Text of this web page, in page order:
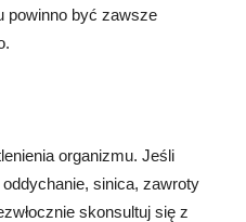
powinno być zawsze
organizmu. Jeśli
sinica, zawroty
skonsultuj się z